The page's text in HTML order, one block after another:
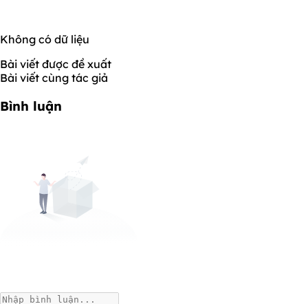
Không có dữ liệu
Bài viết được đề xuất
Bài viết cùng tác giả
Bình luận